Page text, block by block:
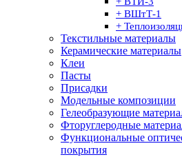
+ ВШтТ-1
+
Текстильные материалы
Керамические материалы
Клеи
Пасты
Присадки
Модельные композиции
Гелеобразующие
Фторуглеродные
Функциональные
покрытия